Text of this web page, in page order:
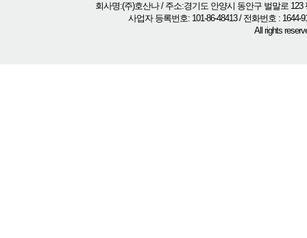
회사명:(주)호산나 / 주소:경기도 안양시 동안구 벌말로
사업자 등록번호: 101-86-48413 / 전화번호 :
All rights